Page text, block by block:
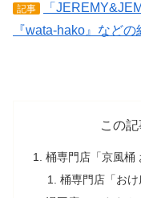
記事
「
『wata-hako』など
この記
桶専門店「京風桶
桶専門店「お